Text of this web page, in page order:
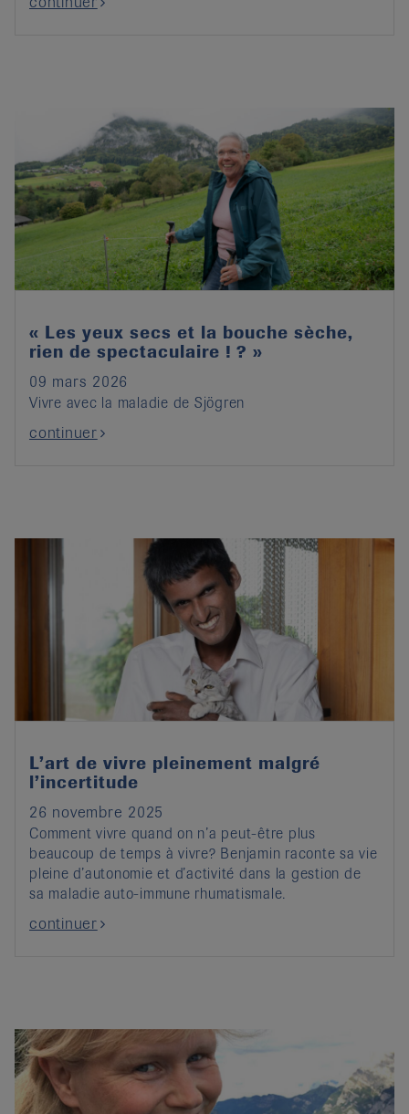
« Les yeux secs et la bouche sèche,
rien de spectaculaire ! ? »
09 mars 2026
Vivre avec la maladie de Sjögren
continuer
L’art de vivre pleinement malgré
l’incertitude
26 novembre 2025
Comment vivre quand on n’a peut-être plus
beaucoup de temps à vivre? Benjamin raconte sa vie
pleine d’autonomie et d’activité dans la gestion de
sa maladie auto-immune rhumatismale.
continuer